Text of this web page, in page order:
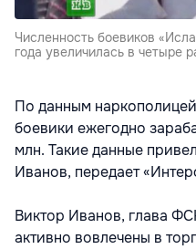
Численность боевиков
года увеличилась в четыре
По данным
боевики ежегодно
млн. Такие данные
Иванов, передает
Виктор Иванов, глава
активно вовлечены в